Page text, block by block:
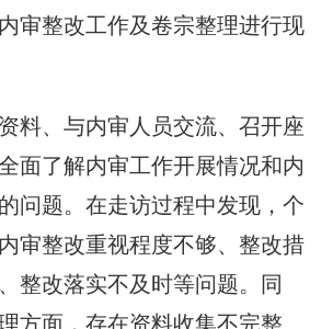
审整改工作及卷宗整理进行现
、与内审人员交流、召开座
面了解内审工作开展情况和内
问题。在走访过程中发现，个
审整改重视程度不够、整改措
整改落实不及时等问题。同
方面，存在资料收集不完整、